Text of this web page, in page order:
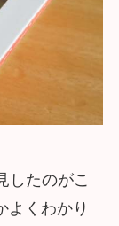
したのがこ
よくわかり